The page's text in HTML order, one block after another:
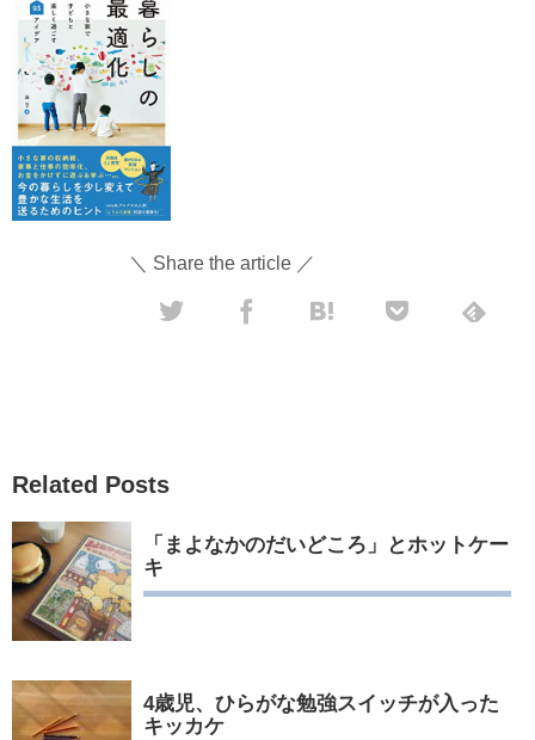
＼ Share the article ／
Related Posts
「まよなかのだいどころ」とホットケー
キ
4歳児、ひらがな勉強スイッチが入った
キッカケ